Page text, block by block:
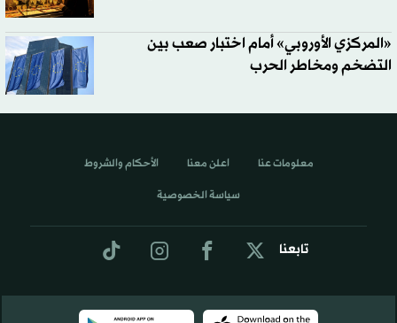
«المركزي الأوروبي» أمام اختبار صعب بين
التضخم ومخاطر الحرب
تابعنا
معلومات عنا اعلن معنا الأحكام والشروط
سياسة الخصوصية